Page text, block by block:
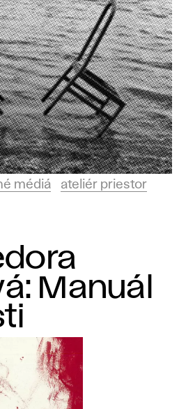
médiá
ateliér priestor
Manuál